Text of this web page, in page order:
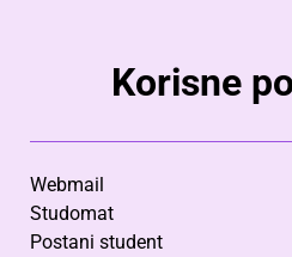
Korisne
Webmail
Studomat
Postani student